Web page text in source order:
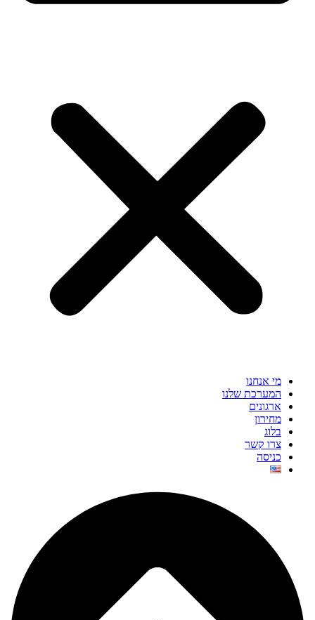
מי אנחנו
המערכת שלנו
ארגונים
מחירון
בלוג
צרו קשר
כניסה